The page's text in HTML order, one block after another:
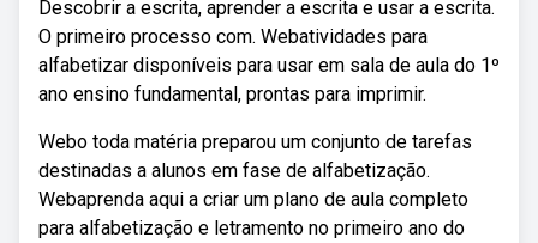
Descobrir a escrita, aprender a escrita e usar a escrita.
O primeiro processo com. Webatividades para
alfabetizar disponíveis para usar em sala de aula do 1º
ano ensino fundamental, prontas para imprimir.
Webo toda matéria preparou um conjunto de tarefas
destinadas a alunos em fase de alfabetização.
Webaprenda aqui a criar um plano de aula completo
para alfabetização e letramento no primeiro ano do